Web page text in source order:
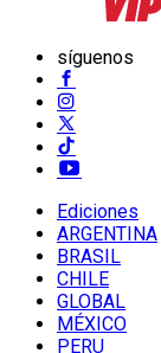
síguenos
Ediciones
ARGENTINA
BRASIL
CHILE
GLOBAL
MÉXICO
PERU